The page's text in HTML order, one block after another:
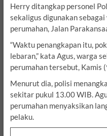
Herry ditangkap personel
sekaligus digunakan
perumahan, Jalan
“Waktu penangkapan itu,
lebaran,” kata Agus, warga
perumahan tersebut, Kamis
Menurut dia, polisi
sekitar pukul 13.00 WIB.
perumahan menyaksikan
pelaku.